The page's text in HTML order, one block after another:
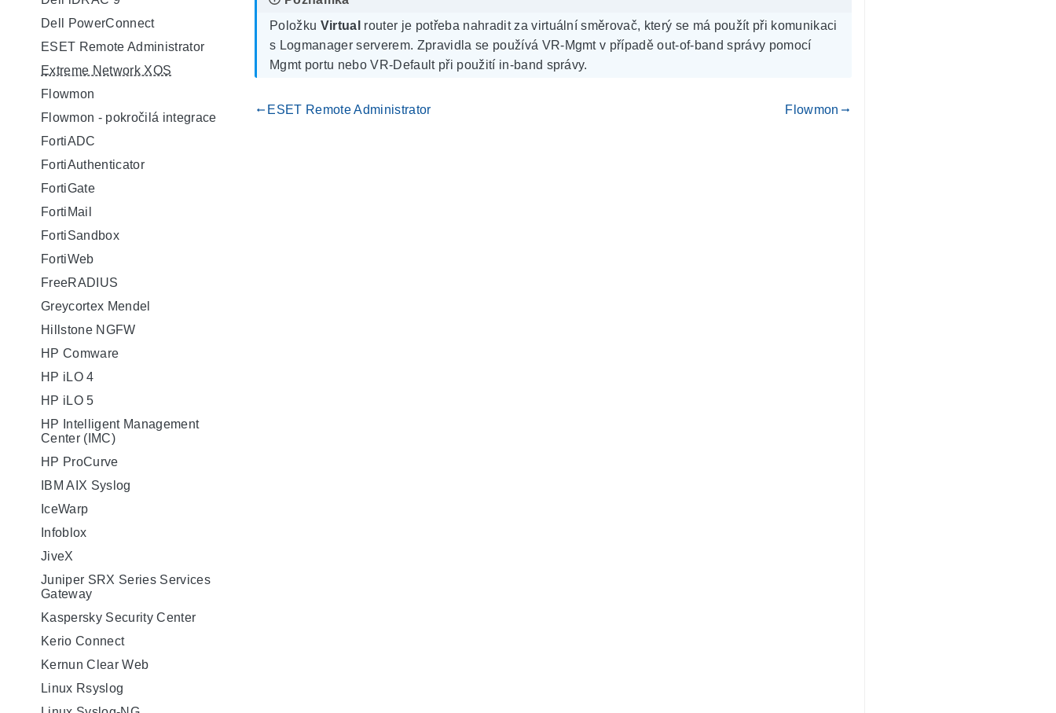
Dell PowerConnect
ESET Remote Administrator
Extreme Network XOS
Flowmon
Flowmon - pokročilá integrace
FortiADC
FortiAuthenticator
FortiGate
FortiMail
FortiSandbox
FortiWeb
FreeRADIUS
Greycortex Mendel
Hillstone NGFW
HP Comware
HP iLO 4
HP iLO 5
HP Intelligent Management
Center (IMC)
HP ProCurve
IBM AIX Syslog
IceWarp
Infoblox
JiveX
Juniper SRX Series Services
Gateway
Kaspersky Security Center
Kerio Connect
Kernun Clear Web
Linux Rsyslog
Položku Virtual router je potřeba nahradit za virtuální směrovač, který se má použít při komunikaci
s Logmanager serverem. Zpravidla se používá VR-Mgmt v případě out-of-band správy pomocí
Mgmt portu nebo VR-Default při použití in-band správy.
gdoc_arrow_left_alt ESET Remote Administrator Flowmon gdoc_arrow_right_alt